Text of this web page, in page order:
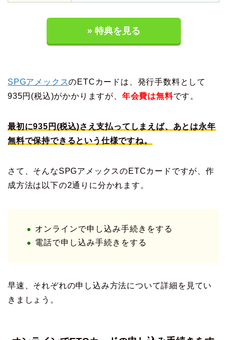
» 特典を見る
SPGアメックスのETCカードは、発行手数料として
935円(税込)がかかりますが、 年会費は無料です。
最初に935円(税込)さえ支払ってしまえば、あとは永年
無料で保持できるという仕様ですね。
さて、そんなSPGアメックスのETCカードですが、作
成方法は以下の2通りに分かれます。
オンラインで申し込み手続きをする
電話で申し込み手続きをする
早速、それぞれの申し込み方法について詳細を見てい
きましょう。